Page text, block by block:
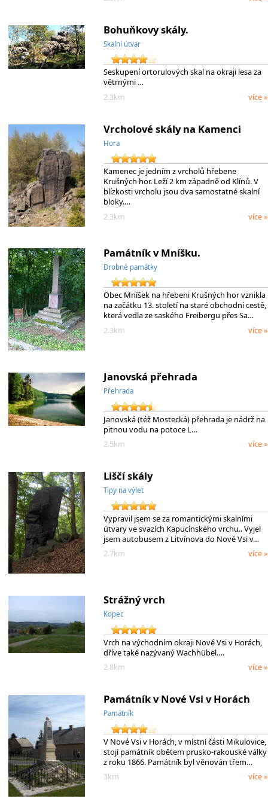
Bohuňkovy skály.
Skalní útvar
Seskupení ortorulových skal na okraji lesa za
větrnými …
2.3km
více »
Vrcholové skály na Kamenci
Hora
Kamenec je jedním z vrcholů hřebene
Krušných hor. Leží 2 km západně od Klínů. V
blízkosti vrcholu jsou dva samostatné skalní
bloky.…
2.3km
více »
Památník v Mníšku.
Drobné památky
Obec Mníšek na hřebeni Krušných hor vznikla
na začátku 13. století na staré obchodní cestě,
která vedla ze saského Freibergu přes Sa…
2.3km
více »
Janovská přehrada
Přehrada
Janovská (též Mostecká) přehrada je nádrž na
pitnou vodu na potoce L…
2.5km
více »
Liščí skály
Tipy na výlet
Vypravil jsem se za romantickými skalními
útvary ve svazích Kapucínského vrchu.. Vyjel
jsem autobusem z Litvínova do Nové Vsi v…
2.7km
více »
Strážný vrch
Kopec
Vrch na východním okraji Nové Vsi v Horách,
dříve také nazývaný Wachhübel.…
2.8km
více »
Památník v Nové Vsi v Horách
Památník
V Nové Vsi v Horách, v místní části Mikulovice,
stojí památník obětem prusko-rakouské války
z roku 1866. Památník byl věnován třem…
3km
více »